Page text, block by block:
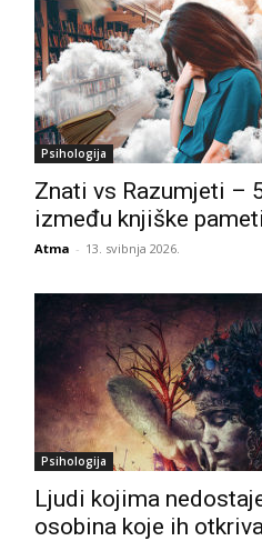
Psihologija
Znati vs Razumjeti –
između knjiške
Atma - 13. svibnja 2026.
Psihologija
Ljudi kojima
osobina koje ih